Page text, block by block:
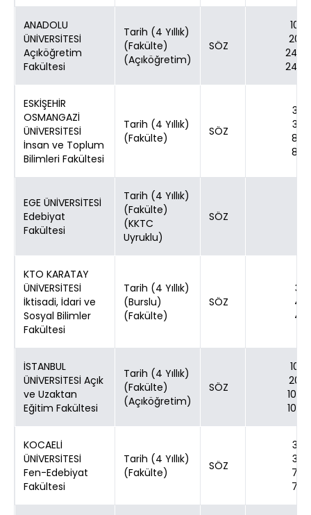
ANADOLU
ÜNİVERSİTESİ
Açıköğretim
Fakültesi
Tarih (4 Yıllık)
(Fakülte)
(Açıköğretim)
SÖZ
100
200
2400
2400
ESKİŞEHİR
OSMANGAZİ
ÜNİVERSİTESİ
İnsan ve Toplum
Bilimleri Fakültesi
Tarih (4 Yıllık)
(Fakülte)
SÖZ
30
30
80
80
EGE ÜNİVERSİTESİ
Edebiyat
Fakültesi
Tarih (4 Yıllık)
(Fakülte)
(KKTC
Uyruklu)
SÖZ
KTO KARATAY
ÜNİVERSİTESİ
İktisadi, İdari ve
Sosyal Bilimler
Fakültesi
Tarih (4 Yıllık)
(Burslu)
(Fakülte)
SÖZ
3
4
4
İSTANBUL
ÜNİVERSİTESİ Açık
ve Uzaktan
Eğitim Fakültesi
Tarih (4 Yıllık)
(Fakülte)
(Açıköğretim)
SÖZ
100
200
1000
1000
KOCAELİ
ÜNİVERSİTESİ
Fen-Edebiyat
Fakültesi
Tarih (4 Yıllık)
(Fakülte)
SÖZ
30
30
70
70